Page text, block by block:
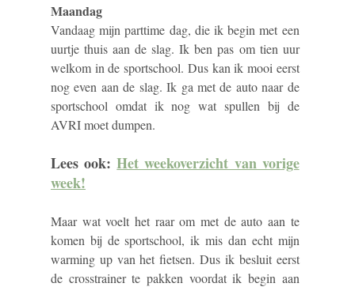
Maandag
Vandaag mijn parttime dag, die ik begin met een
uurtje thuis aan de slag. Ik ben pas om tien uur
welkom in de sportschool. Dus kan ik mooi eerst
nog even aan de slag. Ik ga met de auto naar de
sportschool omdat ik nog wat spullen bij de
AVRI moet dumpen.
Lees ook:Het weekoverzicht van vorige
week!
Maar wat voelt het raar om met de auto aan te
komen bij de sportschool, ik mis dan echt mijn
warming up van het fietsen. Dus ik besluit eerst
de crosstrainer te pakken voordat ik begin aan